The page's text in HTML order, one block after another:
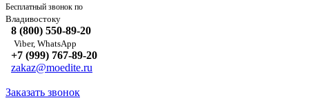
Бесплатный звонок по
Владивостоку
8 (800) 550-89-20
Viber, WhatsApp
+7 (999) 767-89-20
zakaz@moedite.ru
Заказать звонок